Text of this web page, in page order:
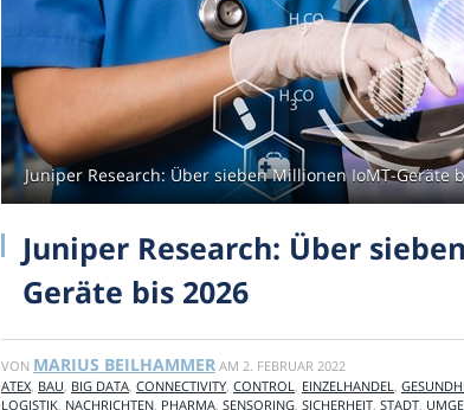
Juniper Research: Über sieben Millionen IoMT-Geräte
Juniper Research: Über
Geräte bis 2026
VON MARIUS BEILHAMMER AM 2. FEBRUAR 2022
ATEX, BAU, BIG DATA, CONNECTIVITY, CONTROL, EINZELHANDEL,
LOGISTIK, NACHRICHTEN, PHARMA, SENSORING, SICHERHEIT, STADT,